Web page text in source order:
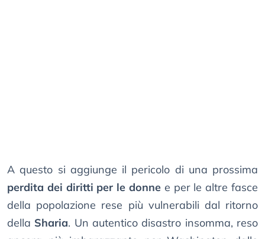
A questo si aggiunge il pericolo di una prossima
perdita dei diritti per le donne e per le altre fasce
della popolazione rese più vulnerabili dal ritorno
della Sharia. Un autentico disastro insomma, reso